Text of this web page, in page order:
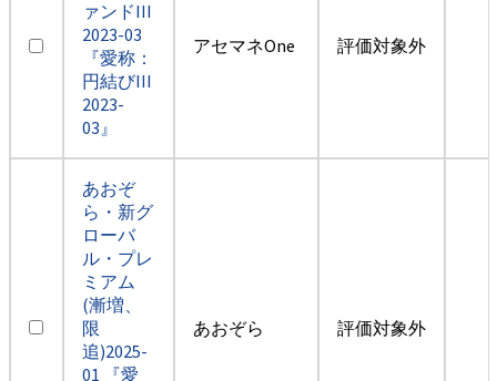
ァンドIII
2023-03
『愛称：
円結びIII
2023-
03』
アセマネOne 評価対象外
あおぞ
ら・新グ
ローバ
ル・プレ
ミアム
(漸増、
限
追)2025-
01 『愛
あおぞら 評価対象外